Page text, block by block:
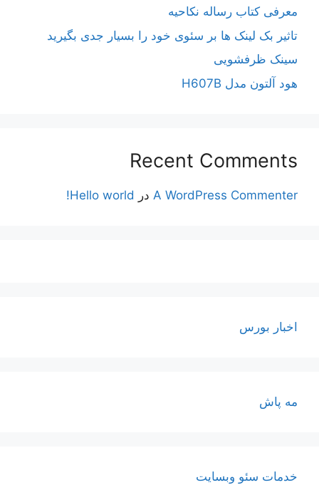
معرفی کتاب رساله نکاحیه
تاثیر بک لینک ها بر سئوی خود را بسیار جدی بگیرید
سینک ظرفشویی
هود آلتون مدل H607B
Recent Comments
A WordPress Commenter در Hello world!
اخبار بورس
مه پاش
خدمات سئو وبسایت